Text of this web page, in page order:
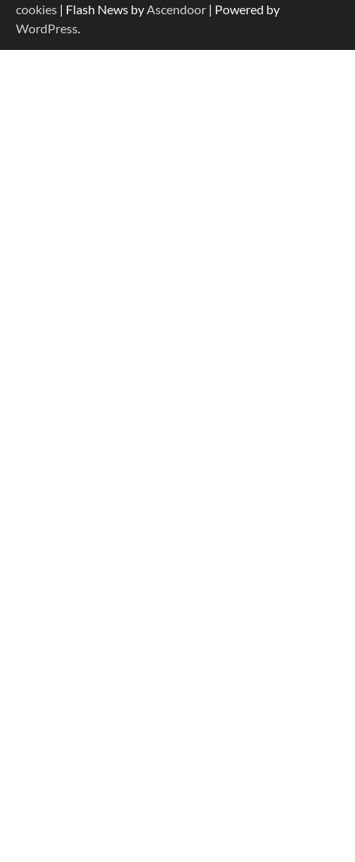
cookies | Flash News byAscendoor | Powered by
WordPress.